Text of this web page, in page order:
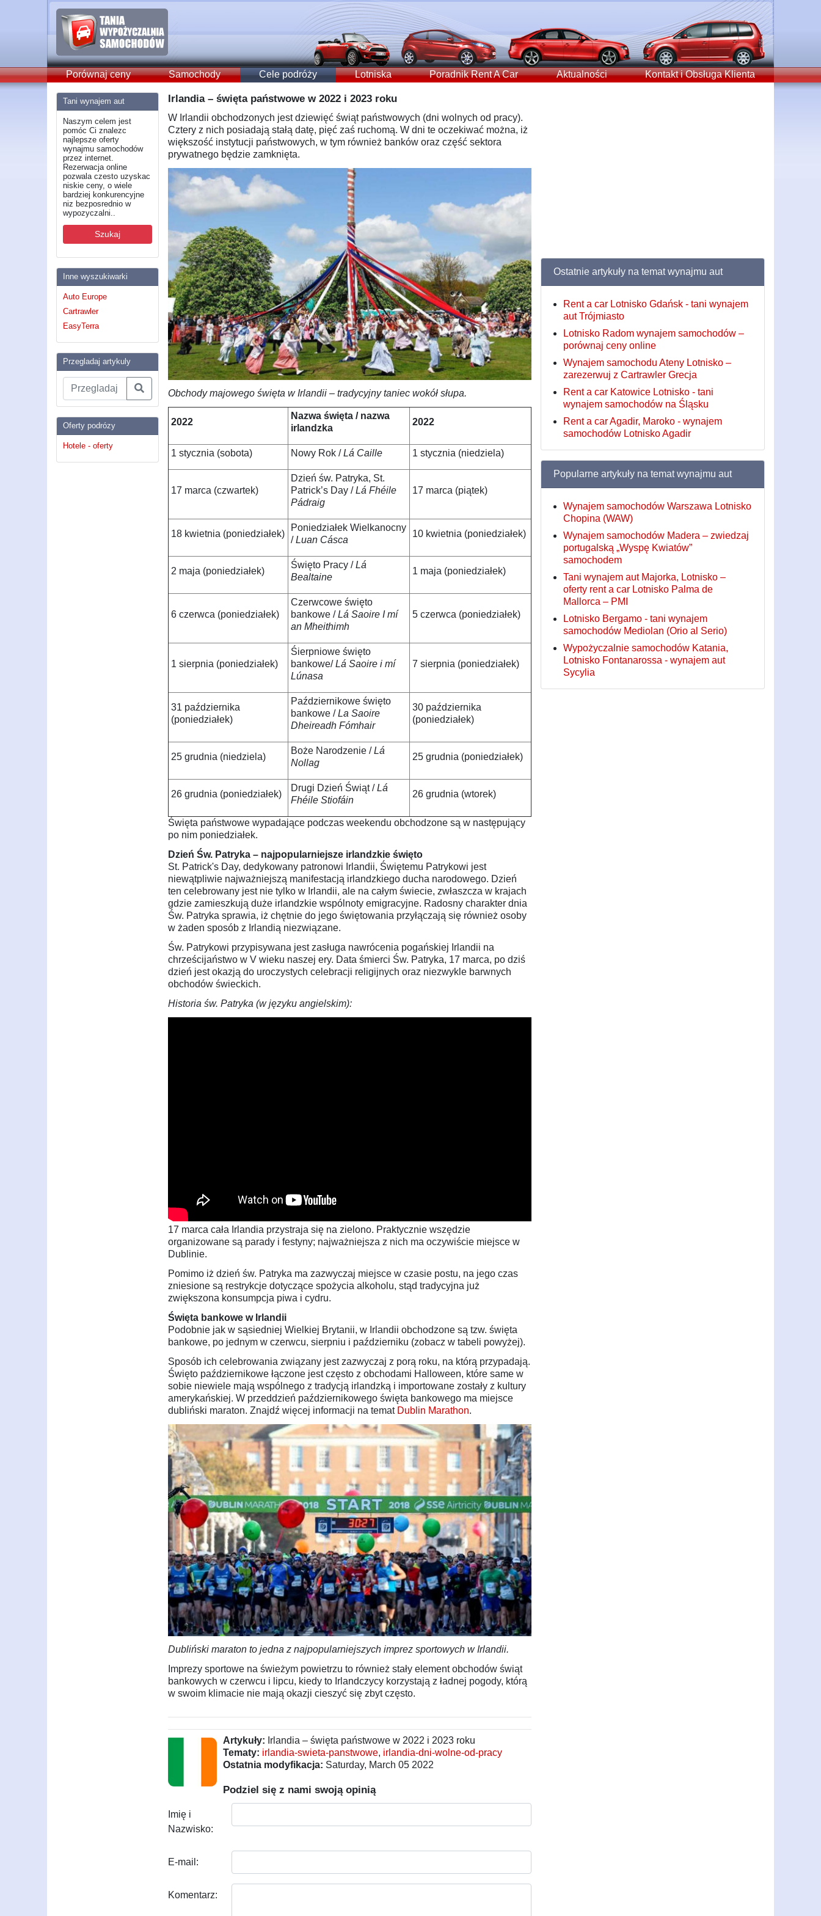
Porównaj ceny Samochody Cele podróży Lotniska Poradnik Rent A Car Aktualności Kontakt i Obsługa Klienta
Tani wynajem aut
Naszym celem jest
pomóc Ci znalezc
najlepsze oferty
wynajmu samochodów
przez internet.
Rezerwacja online
pozwala czesto uzyskac
niskie ceny, o wiele
bardziej konkurencyjne
niz bezposrednio w
wypozyczalni..
Szukaj
Inne wyszukiwarki
Auto Europe
Cartrawler
EasyTerra
Przegladaj artykuly
Oferty podrózy
Hotele - oferty
Irlandia – święta państwowe w 2022 i 2023 roku
W Irlandii obchodzonych jest dziewięć świąt państwowych (dni wolnych od pracy).
Cztery z nich posiadają stałą datę, pięć zaś ruchomą. W dni te oczekiwać można, iż
większość instytucji państwowych, w tym również banków oraz część sektora
prywatnego będzie zamknięta.
Obchody majowego święta w Irlandii – tradycyjny taniec wokół słupa.
2022
Nazwa święta / nazwa
irlandzka
2022
1 stycznia (sobota) Nowy Rok /Lá Caille 1 stycznia (niedziela)
17 marca (czwartek)
Dzień św. Patryka, St.
Patrick’s Day /Lá Fhéile
Pádraig
17 marca (piątek)
18 kwietnia (poniedziałek)
Poniedziałek Wielkanocny
/Luan Cásca
10 kwietnia (poniedziałek)
2 maja (poniedziałek)
Święto Pracy /Lá
Bealtaine
1 maja (poniedziałek)
6 czerwca (poniedziałek)
Czerwcowe święto
bankowe /Lá Saoire I mí
an Mheithimh
5 czerwca (poniedziałek)
1 sierpnia (poniedziałek)
Śierpniowe święto
bankowe/Lá Saoire i mí
Lúnasa
7 sierpnia (poniedziałek)
31 października
(poniedziałek)
Październikowe święto
bankowe /La Saoire
Dheireadh Fómhair
30 października
(poniedziałek)
25 grudnia (niedziela)
Boże Narodzenie /Lá
Nollag
25 grudnia (poniedziałek)
26 grudnia (poniedziałek)
Drugi Dzień Świąt /Lá
Fhéile Stiofáin
26 grudnia (wtorek)
Święta państwowe wypadające podczas weekendu obchodzone są w następujący
po nim poniedziałek.
Dzień Św. Patryka – najpopularniejsze irlandzkie święto
St. Patrick's Day, dedykowany patronowi Irlandii, Świętemu Patrykowi jest
niewątpliwie najważniejszą manifestacją irlandzkiego ducha narodowego. Dzień
ten celebrowany jest nie tylko w Irlandii, ale na całym świecie, zwłaszcza w krajach
gdzie zamieszkują duże irlandzkie wspólnoty emigracyjne. Radosny charakter dnia
Św. Patryka sprawia, iż chętnie do jego świętowania przyłączają się również osoby
w żaden sposób z Irlandią niezwiązane.
Św. Patrykowi przypisywana jest zasługa nawrócenia pogańskiej Irlandii na
chrześcijaństwo w V wieku naszej ery. Data śmierci Św. Patryka, 17 marca, po dziś
dzień jest okazją do uroczystych celebracji religijnych oraz niezwykle barwnych
obchodów świeckich.
Historia św. Patryka (w języku angielskim):
17 marca cała Irlandia przystraja się na zielono. Praktycznie wszędzie
organizowane są parady i festyny; najważniejsza z nich ma oczywiście miejsce w
Dublinie.
Pomimo iż dzień św. Patryka ma zazwyczaj miejsce w czasie postu, na jego czas
zniesione są restrykcje dotyczące spożycia alkoholu, stąd tradycyjna już
zwiększona konsumpcja piwa i cydru.
Święta bankowe w Irlandii
Podobnie jak w sąsiedniej Wielkiej Brytanii, w Irlandii obchodzone są tzw. święta
bankowe, po jednym w czerwcu, sierpniu i październiku (zobacz w tabeli powyżej).
Sposób ich celebrowania związany jest zazwyczaj z porą roku, na którą przypadają.
Święto październikowe łączone jest często z obchodami Halloween, które same w
sobie niewiele mają wspólnego z tradycją irlandzką i importowane zostały z kultury
amerykańskiej. W przeddzień październikowego święta bankowego ma miejsce
dubliński maraton. Znajdź więcej informacji na temat Dublin Marathon.
Dubliński maraton to jedna z najpopularniejszych imprez sportowych w Irlandii.
Imprezy sportowe na świeżym powietrzu to również stały element obchodów świąt
bankowych w czerwcu i lipcu, kiedy to Irlandczycy korzystają z ładnej pogody, którą
w swoim klimacie nie mają okazji cieszyć się zbyt często.
Artykuły: Irlandia – święta państwowe w 2022 i 2023 roku
Tematy: irlandia-swieta-panstwowe, irlandia-dni-wolne-od-pracy
Ostatnia modyfikacja: Saturday, March 05 2022
Podziel się z nami swoją opinią
Imię i
Nazwisko:
E-mail:
Komentarz:
Ostatnie artykuły na temat wynajmu aut
Rent a car Lotnisko Gdańsk - tani wynajem
aut Trójmiasto
Lotnisko Radom wynajem samochodów –
porównaj ceny online
Wynajem samochodu Ateny Lotnisko –
zarezerwuj z Cartrawler Grecja
Rent a car Katowice Lotnisko - tani
wynajem samochodów na Śląsku
Rent a car Agadir, Maroko - wynajem
samochodów Lotnisko Agadir
Popularne artykuły na temat wynajmu aut
Wynajem samochodów Warszawa Lotnisko
Chopina (WAW)
Wynajem samochodów Madera – zwiedzaj
portugalską „Wyspę Kwiatów”
samochodem
Tani wynajem aut Majorka, Lotnisko –
oferty rent a car Lotnisko Palma de
Mallorca – PMI
Lotnisko Bergamo - tani wynajem
samochodów Mediolan (Orio al Serio)
Wypożyczalnie samochodów Katania,
Lotnisko Fontanarossa - wynajem aut
Sycylia